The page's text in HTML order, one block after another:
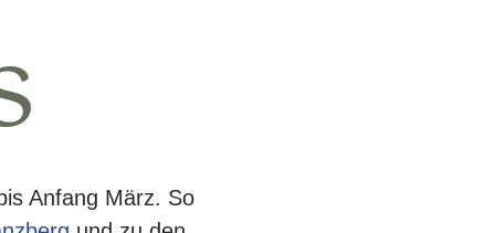
Anfang März. So